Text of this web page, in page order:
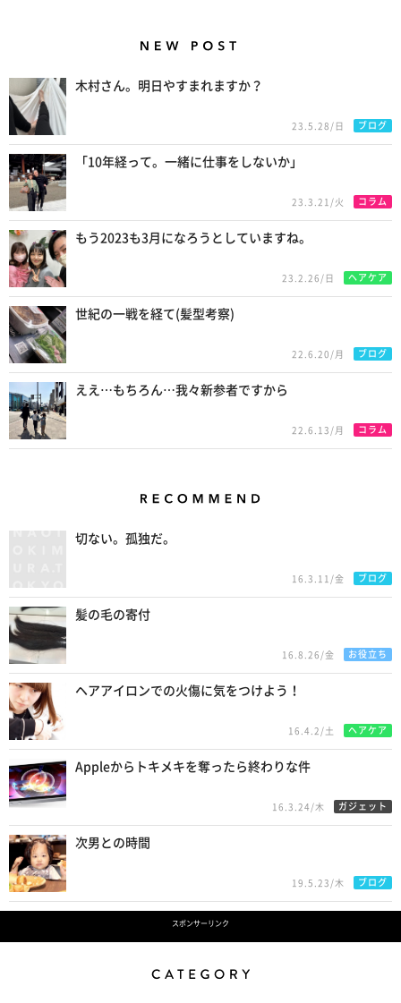
木村さん。明日やすまれますか？
23.5.28/日 ブログ
「10年経って。一緒に仕事をしないか」
23.3.21/火 コラム
もう2023も3月になろうとしていますね。
23.2.26/日 ヘアケア
世紀の一戦を経て(髪型考察)
22.6.20/月 ブログ
ええ…もちろん…我々新参者ですから
22.6.13/月 コラム
切ない。孤独だ。
16.3.11/金 ブログ
髪の毛の寄付
16.8.26/金 お役立ち
ヘアアイロンでの火傷に気をつけよう！
16.4.2/土 ヘアケア
Appleからトキメキを奪ったら終わりな件
16.3.24/木 ガジェット
次男との時間
19.5.23/木 ブログ
スポンサーリンク